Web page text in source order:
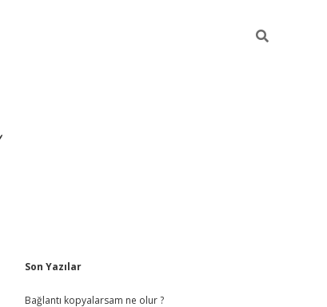
Sidebar
Son Yazılar
Bağlantı kopyalarsam ne olur ?